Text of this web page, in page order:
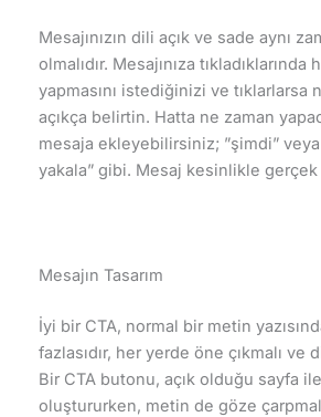
Mesajınızın dili açık ve sade aynı
olmalıdır. Mesajınıza
yapmasını istediğinizi ve tıklarlarsa
açıkça belirtin. Hatta ne zaman
mesaja ekleyebilirsiniz; ”şimdi”
yakala” gibi. Mesaj kesinlikle gerçek
Mesajın Tasarım
İyi bir CTA, normal bir metin
fazlasıdır, her yerde öne çıkmalı ve
Bir CTA butonu, açık olduğu sayfa
oluştururken, metin de göze